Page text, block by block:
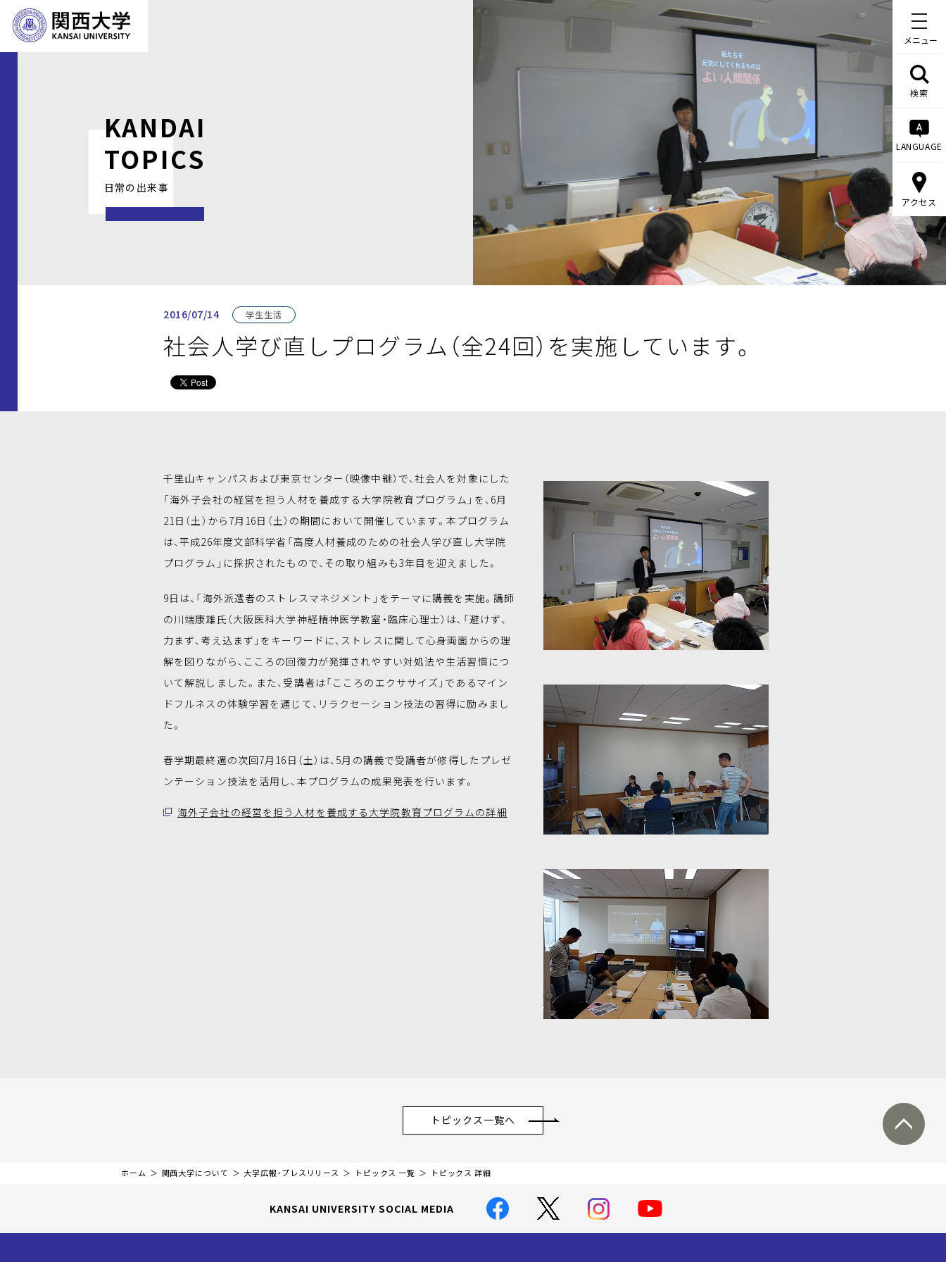
メニュー
検索
LANGUAGE
アクセス
KANDAI
TOPICS
日常の出来事
2016/07/14 学生生活
社会人学び直しプログラム（全24回）を実施しています。
千里山キャンパスおよび東京センター（映像中継）で、社会人を対象にした
「海外子会社の経営を担う人材を養成する大学院教育プログラム」を、6月
21日（土）から7月16日（土）の期間において開催しています。本プログラム
は、平成26年度文部科学省「高度人材養成のための社会人学び直し大学院
プログラム」に採択されたもので、その取り組みも3年目を迎えました。
9日は、「海外派遣者のストレスマネジメント」をテーマに講義を実施。講師
の川端康雄氏（大阪医科大学神経精神医学教室・臨床心理士）は、「避けず、
力まず、考え込まず」をキーワードに、ストレスに関して心身両面からの理
解を図りながら、こころの回復力が発揮されやすい対処法や生活習慣につ
いて解説しました。また、受講者は「こころのエクササイズ」であるマイン
ドフルネスの体験学習を通じて、リラクセーション技法の習得に励みまし
た。
春学期最終週の次回7月16日（土）は、5月の講義で受講者が修得したプレゼ
ンテーション技法を活用し、本プログラムの成果発表を行います。
海外子会社の経営を担う人材を養成する大学院教育プログラムの詳細
トピックス一覧へ
ホーム 関西大学について 大学広報・プレスリリース トピックス 一覧 トピックス 詳細
KANSAI UNIVERSITY SOCIAL MEDIA